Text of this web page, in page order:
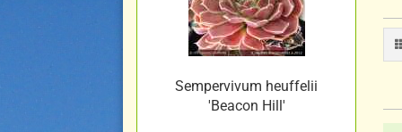
Sempervivum heuffelii
'Beacon Hill'